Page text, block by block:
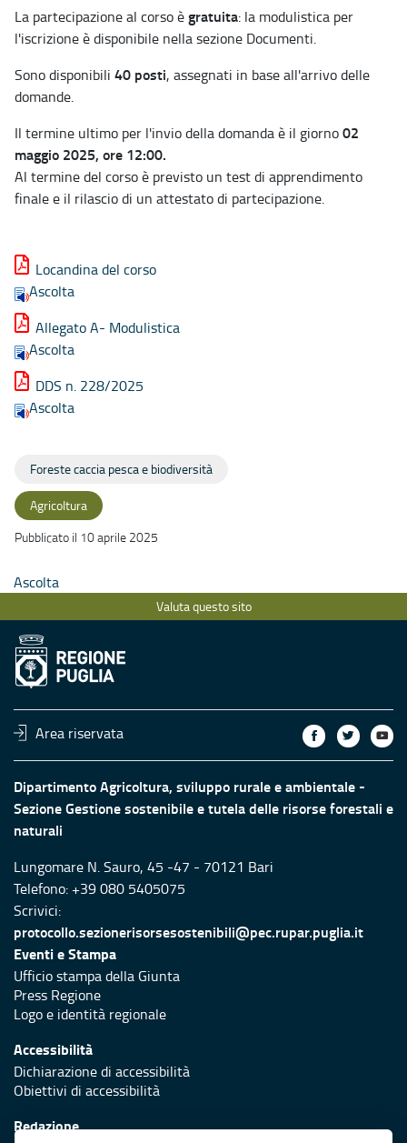
La partecipazione al corso ègratuita: la modulistica per
l'iscrizione è disponibile nella sezione Documenti.
Sono disponibili 40 posti, assegnati in base all'arrivo delle
domande.
Il termine ultimo per l'invio della domanda è il giorno02
maggio 2025, ore 12:00.
Al termine del corso è previsto un test di apprendimento
finale e il rilascio di un attestato di partecipazione.
Locandina del corso
Ascolta
Allegato A- Modulistica
Ascolta
DDS n. 228/2025
Ascolta
Foreste caccia pesca e biodiversità
Agricoltura
Pubblicato il 10 aprile 2025
Ascolta
Valuta questo sito
Area riservata
Dipartimento Agricoltura, sviluppo rurale e ambientale -
Sezione Gestione sostenibile e tutela delle risorse forestali e
naturali
Lungomare N. Sauro, 45 -47 - 70121 Bari
Telefono: +39 080 5405075
Scrivici:
protocollo.sezionerisorsesostenibili@pec.rupar.puglia.it
Eventi e Stampa
Ufficio stampa della Giunta
Press Regione
Logo e identità regionale
Accessibilità
Dichiarazione di accessibilità
Obiettivi di accessibilità
Redazione